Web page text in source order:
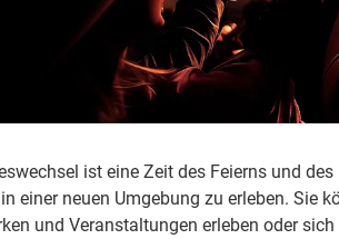
ist eine Zeit des Feierns und
einer neuen Umgebung zu erleben. Sie
und Veranstaltungen erleben oder